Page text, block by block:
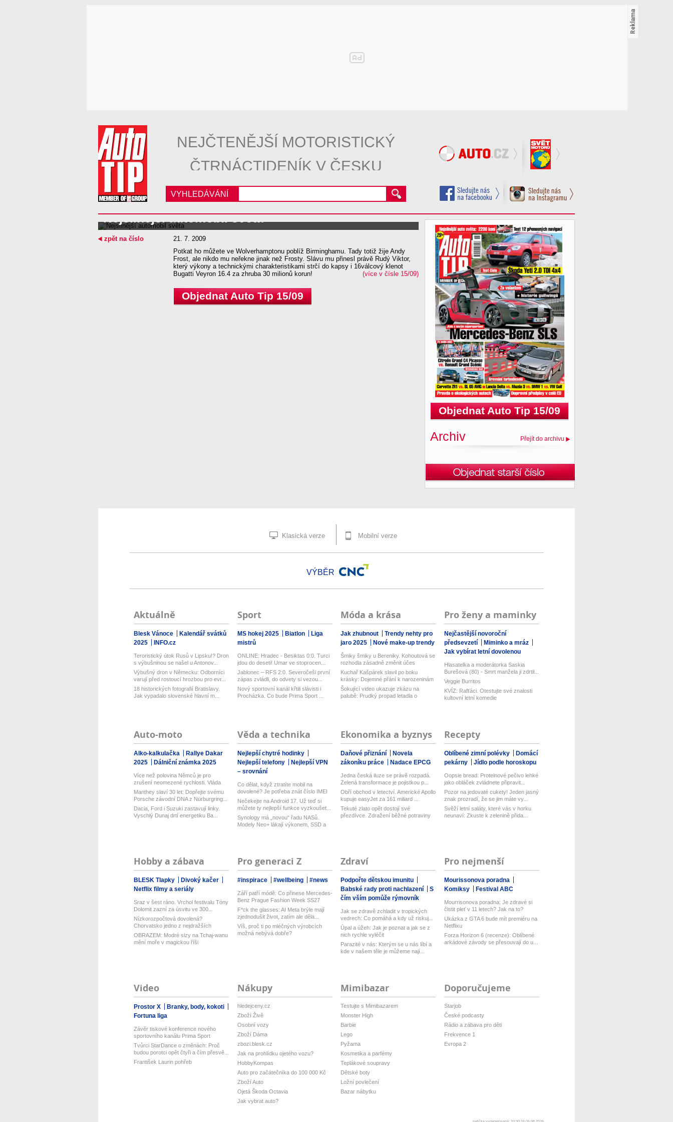
NEJČTENĚJŠÍ MOTORISTICKÝ
ČTRNÁCTIDENÍK V ČESKU
VYHLEDÁVÁNÍ
Nejsilnější automobil světa
21. 7. 2009
Potkat ho můžete ve Wolverhamptonu poblíž Birminghamu. Tady totiž žije Andy
Frost, ale nikdo mu neřekne jinak než Frosty. Slávu mu přinesl právě Rudý Viktor,
který výkony a technickými charakteristikami strčí do kapsy i 16válcový klenot
Bugatti Veyron 16.4 za zhruba 30 milionů korun!
(více v čísle 15/09)
Objednat Auto Tip 15/09
zpět na číslo
Objednat Auto Tip 15/09
Archiv Přejít do archivu
Klasická verze Mobilní verze
VÝBĚR
Aktuálně
Blesk Vánoce
Kalendář svátků
2025
INFO.cz
Teroristický útok Rusů v Lipsku!? Dron
s výbušninou se našel u Antonov...
Výbušný dron v Německu: Odborníci
varují před rostoucí hrozbou pro evr...
18 historických fotografií Bratislavy.
Jak vypadalo slovenské hlavní m...
Sport
MS hokej 2025 Biatlon
Liga
mistrů
ONLINE: Hradec - Besiktas 0:0. Turci
jdou do deseti! Umar ve stoprocen...
Jablonec – RFS 2:0. Severočeši první
zápas zvládli, do odvety si vezou...
Nový sportovní kanál křtili slávisti i
Procházka. Co bude Prima Sport ...
Móda a krása
Jak zhubnout
Trendy nehty pro
jaro 2025
Nové make-up trendy
Šmiky šmiky u Bereniky. Kohoutová se
rozhodla zásadně změnit účes
Kuchař Kašpárek slavil po boku
krásky: Dojemné přání k narozeninám
Šokující video ukazuje zkázu na
palubě: Prudký propad letadla o
Pro ženy a maminky
Nejčastější novoroční
předsevzetí
Miminko a mráz
Jak vybírat letní dovolenou
Hlasatelka a moderátorka Saskia
Burešová (80) - Smrt manžela ji zdrtil...
Veggie Burritos
KVÍZ: Rafťáci. Otestujte své znalosti
kultovní letní komedie
Auto-moto
Alko-kalkulačka
Rallye Dakar
2025
Dálniční známka 2025
Více než polovina Němců je pro
zrušení neomezené rychlosti. Vláda
řekl...
Manthey slaví 30 let: Dopřejte svému
Porsche závodní DNA z Nürburgring...
Dacia, Ford i Suzuki zastavují linky.
Vyschlý Dunaj drtí energetiku Ba...
Věda a technika
Nejlepší chytré hodinky
Nejlepší telefony
Nejlepší VPN
– srovnání
Co dělat, když ztratíte mobil na
dovolené? Je potřeba znát číslo IMEI
...
Nečekejte na Android 17. Už teď si
můžete ty nejlepší funkce vyzkoušet...
Synology má „novou“ řadu NASů.
Modely Neo+ lákají výkonem, SSD a
Ekonomika a byznys
Daňové přiznání
Novela
zákoníku práce
Nadace EPCG
Jedna česká iluze se právě rozpadá.
Zelená transformace je pojistkou p...
Obří obchod v letectví. Americké Apollo
kupuje easyJet za 161 miliard ...
Tekuté zlato opět dostojí své
přezdívce. Zdražení běžné potraviny
Recepty
Oblíbené zimní polévky
Domácí
pekárny
Jídlo podle horoskopu
Oopsie bread: Proteinové pečivo lehké
jako obláček zvládnete připravit...
Pozor na jedovaté cukety! Jeden jasný
znak prozradí, že se jim máte vy...
Svěží letní saláty, které vás v horku
neunaví: Zkuste k zelenině přida...
Hobby a zábava
BLESK Tlapky
Divoký kačer
Netflix filmy a seriály
Sraz v šest ráno. Vrchol festivalu Tóny
Dolomit zazní za úsvitu ve 300...
Nízkorozpočtová dovolená?
Chorvatsko jedno z nejdražších
v Evropě! Lev...
OBRAZEM: Modré slzy na Tchaj-wanu
mění moře v magickou říši
Pro generaci Z
#inspirace #wellbeing #news
Září patří módě: Co přinese Mercedes-
Benz Prague Fashion Week SS27
F*ck the glasses: AI Meta brýle mají
zjednodušit život, zatím ale děla...
Víš, proč ti po mléčných výrobcích
možná nebývá dobře?
Zdraví
Podpořte dětskou imunitu
Babské rady proti nachlazení
S
čím vším pomůže rýmovník
Jak se zdravě zchladit v tropických
vedrech: Co pomáhá a kdy už riskuj...
Úpal a úžeh: Jak je poznat a jak se z
nich rychle vyléčit
Parazité v nás: Kterým se u nás líbí a
kde v našem těle je můžeme nají...
Pro nejmenší
Mourissonova poradna
Komiksy
Festival ABC
Mourrisonova poradna: Je zdravé si
čistit pleť v 11 letech? Jak na to?
Ukázka z GTA 6 bude mít premiéru na
Netflixu
Forza Horizon 6 (recenze): Oblíbené
arkádové závody se přesouvají do u...
Video
Prostor X
Branky, body, kokoti
Fortuna liga
Závěr tiskové konference nového
sportovního kanálu Prima Sport
Tvůrci StarDance o změnách: Proč
budou porotci opět čtyři a čím přesvě...
František Laurin pohřeb
Nákupy
hledejceny.cz
Zboží Živě
Osobní vozy
Zboží Dáma
zbozi.blesk.cz
Jak na prohlídku ojetého vozu?
HobbyKompas
Auto pro začátečníka do 100 000 Kč
Zboží Auto
Ojetá Škoda Octavia
Jak vybrat auto?
Mimibazar
Testujte s Mimibazarem
Monster High
Barbie
Lego
Pyžama
Kosmetika a parfémy
Teplákové soupravy
Dětské boty
Ložní povlečení
Bazar nábytku
Doporučujeme
Starjob
České podcasty
Rádio a zábava pro děti
Frekvence 1
Evropa 2
patička vygenerovaná: 20:30:16 06.08.2026